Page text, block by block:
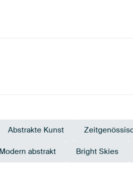
Abstrakte Kunst
Modern abstrakt Bright Skies